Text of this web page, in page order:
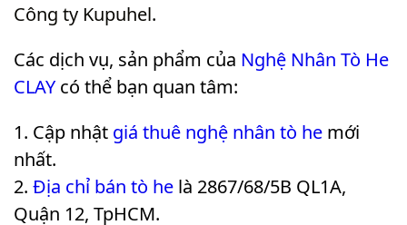
Công ty Kupuhel.
Các dịch vụ, sản phẩm của Nghệ Nhân Tò He
CLAY có thể bạn quan tâm:
Cập nhật giá thuê nghệ nhân tò he mới
nhất.
Địa chỉ bán tò he là 2867/68/5B QL1A,
Quận 12, TpHCM.